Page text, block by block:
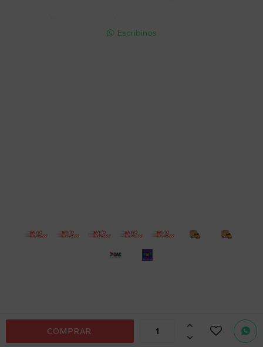
COMPRAR


consultas
no dudes
 Escribinos